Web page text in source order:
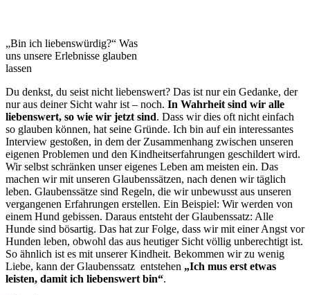
„Bin ich liebenswürdig?“ Was
uns unsere Erlebnisse glauben
lassen
Du denkst, du seist nicht liebenswert? Das ist nur ein Gedanke, der
nur aus deiner Sicht wahr ist – noch. In Wahrheit sind wir alle
liebenswert, so wie wir jetzt sind. Dass wir dies oft nicht einfach
so glauben können, hat seine Gründe. Ich bin auf ein interessantes
Interview gestoßen, in dem der Zusammenhang zwischen unseren
eigenen Problemen und den Kindheitserfahrungen geschildert wird.
Wir selbst schränken unser eigenes Leben am meisten ein. Das
machen wir mit unseren Glaubenssätzen, nach denen wir täglich
leben. Glaubenssätze sind Regeln, die wir unbewusst aus unseren
vergangenen Erfahrungen erstellen. Ein Beispiel: Wir werden von
einem Hund gebissen. Daraus entsteht der Glaubenssatz: Alle
Hunde sind bösartig. Das hat zur Folge, dass wir mit einer Angst vor
Hunden leben, obwohl das aus heutiger Sicht völlig unberechtigt ist.
So ähnlich ist es mit unserer Kindheit. Bekommen wir zu wenig
Liebe, kann der Glaubenssatz entstehen „Ich mus erst etwas
leisten, damit ich liebenswert bin“.